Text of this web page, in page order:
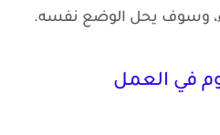
وسوف يحل الوضع نفسه.
في العمل